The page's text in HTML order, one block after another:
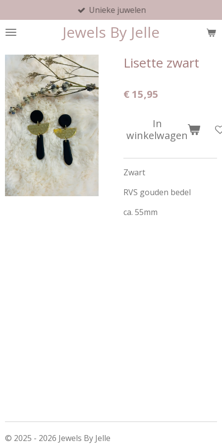
direct
naar
hoofdinhoud
Jewels By Jelle
Unieke juwelen
Lisette zwart
€ 15,95
In
winkelwagen
Zwart
RVS gouden bedel
ca. 55mm
© 2025 - 2026 Jewels By Jelle